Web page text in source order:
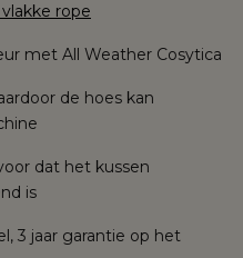
rope
met All Weather Cosytica
de hoes kan
dat het kussen
is
3 jaar garantie op het